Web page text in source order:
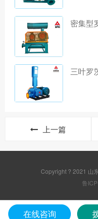
密集型
三叶罗
上一篇
Copyright ? 2021 山
鲁
在线咨询